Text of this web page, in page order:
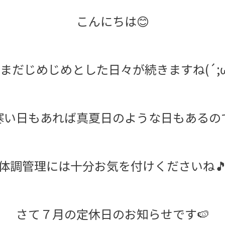
こんにちは😊
だじめじめとした日々が続きますね
い日もあれば真夏日のような日もあるの
調管理には十分お気を付けくださいね🎵
さて７月の定休日のお知らせです🍉